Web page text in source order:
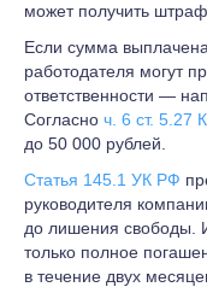
может получить штраф.
Если сумма
работодателя могут
ответственности —
Согласно ч. 6 ст. 5.27
до 50 000 рублей.
Статья 145.1 УК РФ
руководителя
до лишения свободы.
только полное
в течение двух